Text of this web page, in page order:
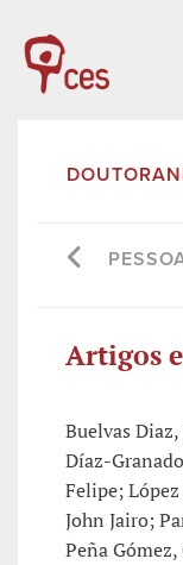
Artigos
Buelvas
Díaz-
Felipe;
John Jairo;
Peña